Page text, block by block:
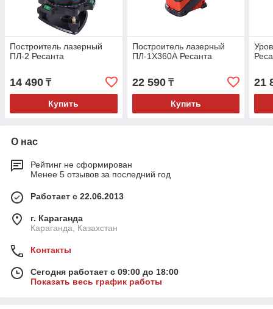
Построитель лазерный
ПЛ-2 Ресанта
14 490 ₸
Купить
Построитель лазерный
ПЛ-1Х360А Ресанта
22 590₸
Купить
21
О нас
Рейтинг не сформирован
Менее 5 отзывов за последний год
Работает с 22.06.2013
г. Караганда
Караганда, Казахстан
Контакты
Сегодня работает с 09:00 до 18:00
Показать весь график работы